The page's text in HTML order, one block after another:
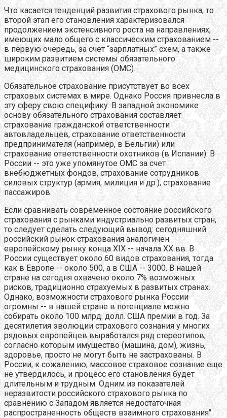
Что касается тенденций развития страхового рынка, то
второй этап его становления характеризовался
продолжением экстенсивного роста на направлениях,
имеющих мало общего с классическим страхованием --
в первую очередь, за счет “зарплатных” схем, а также
широким развитием системы обязательного
медицинского страхования (ОМС).
Обязательное страхование присутствует во всех
страховых системах в мире. Однако Россия привнесла в
эту сферу свою специфику. В западной экономике
основу обязательного страхования составляет
страхование гражданской ответственности
автовладельцев, страхование ответственности
предпринимателя (например, в Бельгии) или
страхование ответственности охотников (в Испании). В
России -- это уже упомянутое ОМС за счет
внебюджетных фондов, страхование сотрудников
силовых структур (армия, милиция и др.), страхование
пассажиров.
Если сравнивать современное состояние российского
страхования с рынками индустриально развитых стран,
то следует сделать следующий вывод: сегодняшний
российский рынок страхования аналогичен
европейскому рынку конца XIX -- начала XX вв. В
России существует около 60 видов страхования, тогда
как в Европе -- около 500, а в США -- 3000. В нашей
стране на сегодня охвачено около 7% возможных
рисков, традиционно страхуемых в развитых странах.
Однако, возможности страхового рынка России
огромны -- в нашей стране в потенциале можно
собирать около 100 млрд. долл. США премии в год. За
десятилетия эволюции страхового сознания у многих
рядовых европейцев выработался ряд стереотипов,
согласно которым имущество (машина, дом), жизнь,
здоровье, просто не могут быть не застрахованы. В
России, к сожалению, массовое страховое сознание еще
не утвердилось, и процесс его становления будет
длительным и трудным. Одним из показателей
неразвитости российского страхового рынка по
сравнению с Западом является недостаточная
распространенность обществ взаимного страхования"